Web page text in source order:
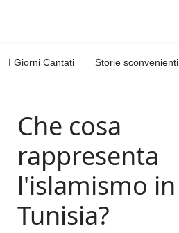
I Giorni Cantati Storie sconvenienti
Che cosa
rappresenta
l'islamismo in
Tunisia?